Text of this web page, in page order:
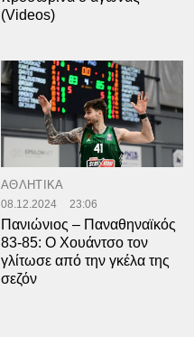
(Videos)
ΑΘΛΗΤΙΚΑ
08.12.2024 23:06
Πανιώνιος – Παναθηναϊκός
83-85: Ο Χουάντσο τον
γλίτωσε από την γκέλα της
σεζόν